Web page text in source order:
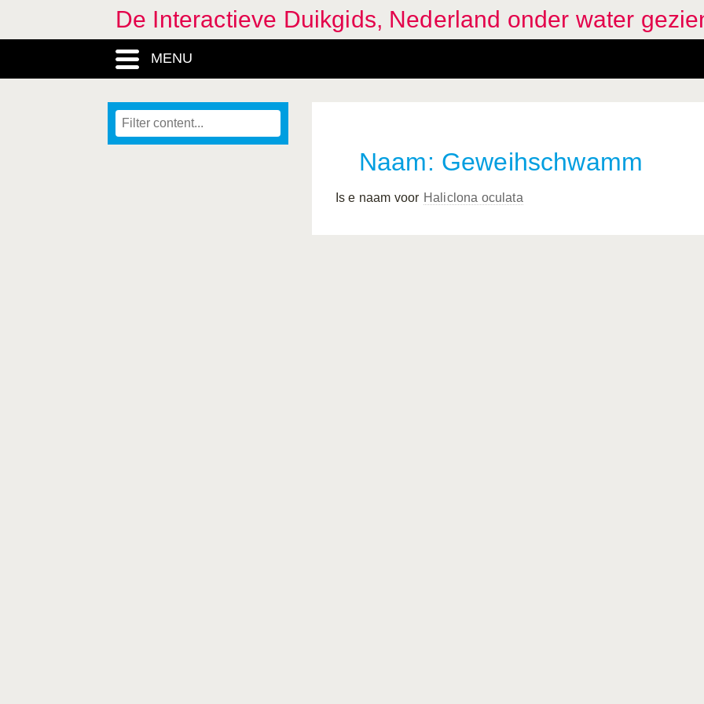
De Interactieve Duikgids, Nederland onder water
MENU
Naam: Geweihschwamm
Is e naam voor Haliclona oculata